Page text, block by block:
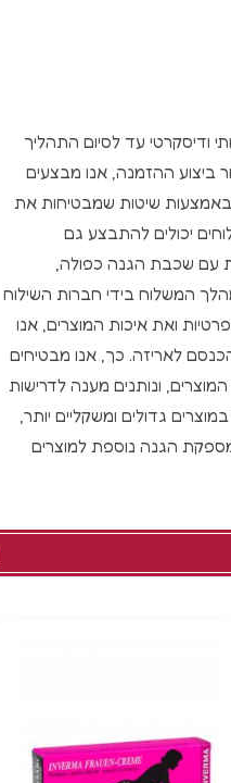
ודיסקרטי עד לסיום התהליך
ביצוע ההזמנה, אנו מבצעים
באמצעות שיטות שמבטיחות את
יכולים להתבצע גם
עם שכבת הגנה כפולה,
המשלוח בידי חברות השילוח
ואת איכות המוצרים, אנו
לאריזה. כך, אנו מבטיחים
ונותנים מענה לדרישות
גדולים ומשקליים יותר,
הגנה נוספת למוצרים